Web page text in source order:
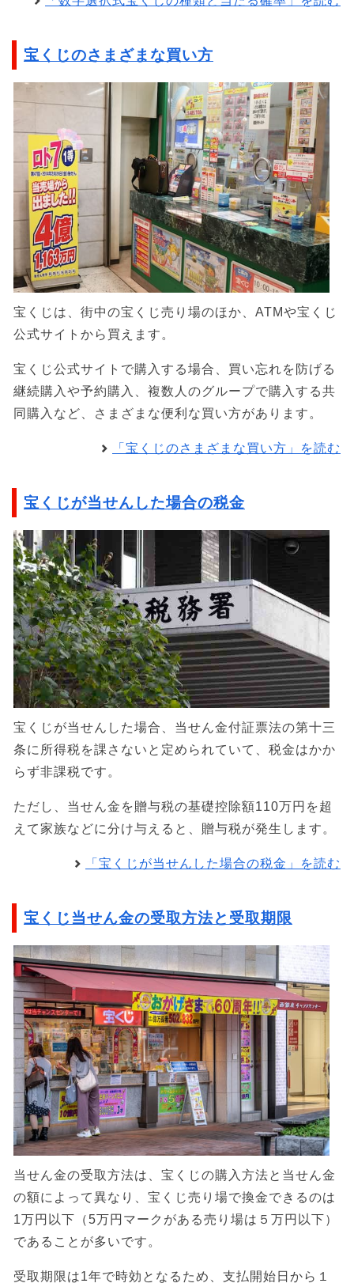
宝くじのさまざまな買い方
宝くじは、街中の宝くじ売り場のほか、ATMや宝くじ
公式サイトから買えます。
宝くじ公式サイトで購入する場合、買い忘れを防げる
継続購入や予約購入、複数人のグループで購入する共
同購入など、さまざまな便利な買い方があります。
「宝くじのさまざまな買い方」を読む
宝くじが当せんした場合の税金
宝くじが当せんした場合、当せん金付証票法の第十三
条に所得税を課さないと定められていて、税金はかか
らず非課税です。
ただし、当せん金を贈与税の基礎控除額110万円を超
えて家族などに分け与えると、贈与税が発生します。
「宝くじが当せんした場合の税金」を読む
宝くじ当せん金の受取方法と受取期限
当せん金の受取方法は、宝くじの購入方法と当せん金
の額によって異なり、宝くじ売り場で換金できるのは
1万円以下（5万円マークがある売り場は５万円以下）
であることが多いです。
受取期限は1年で時効となるため、支払開始日から１